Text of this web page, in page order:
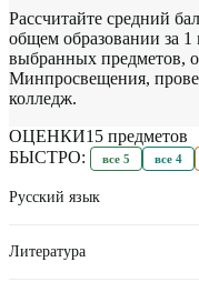
Рассчитайте средний
общем образовании за 1
выбранных предметов,
Минпросвещения,
колледж.
ОЦЕНКИ15 предметов
БЫСТРО:
все 5 все 4
Русский язык
Литература